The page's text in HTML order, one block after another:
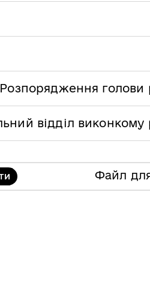
Розпорядження голови
відділ виконкому
Файл